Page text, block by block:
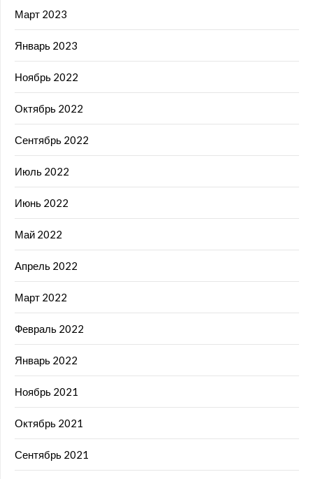
Март 2023
Январь 2023
Ноябрь 2022
Октябрь 2022
Сентябрь 2022
Июль 2022
Июнь 2022
Май 2022
Апрель 2022
Март 2022
Февраль 2022
Январь 2022
Ноябрь 2021
Октябрь 2021
Сентябрь 2021